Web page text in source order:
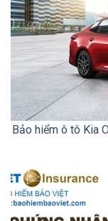
Bảo hiểm ô tô Kia